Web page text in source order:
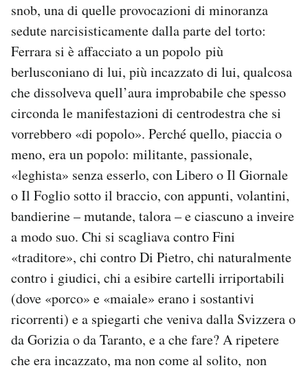
SHOP
CALENDARIO
AREA PERSONALE
Area Personale
Newsletter
Notifiche mobile
Regala il Post
Hai bisogno di aiuto?
Esci
snob, una di quelle provocazioni di minoranza
sedute narcisisticamente dalla parte del torto:
Ferrara si è affacciato a un popolo più
berlusconiano di lui, più incazzato di lui, qualcosa
che dissolveva quell’aura improbabile che spesso
circonda le manifestazioni di centrodestra che si
vorrebbero «di popolo». Perché quello, piaccia o
meno, era un popolo: militante, passionale,
«leghista» senza esserlo, con Libero o Il Giornale
o Il Foglio sotto il braccio, con appunti, volantini,
bandierine – mutande, talora – e ciascuno a inveire
a modo suo. Chi si scagliava contro Fini
«traditore», chi contro Di Pietro, chi naturalmente
contro i giudici, chi a esibire cartelli irriportabili
(dove «porco» e «maiale» erano i sostantivi
ricorrenti) e a spiegarti che veniva dalla Svizzera o
da Gorizia o da Taranto, e a che fare? A ripetere
che era incazzato, ma non come al solito, non